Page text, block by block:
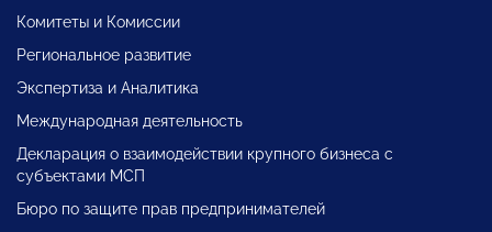
Комитеты и Комиссии
Региональное развитие
Экспертиза и Аналитика
Международная деятельность
Декларация о взаимодействии крупного бизнеса с
субъектами МСП
Бюро по защите прав предпринимателей